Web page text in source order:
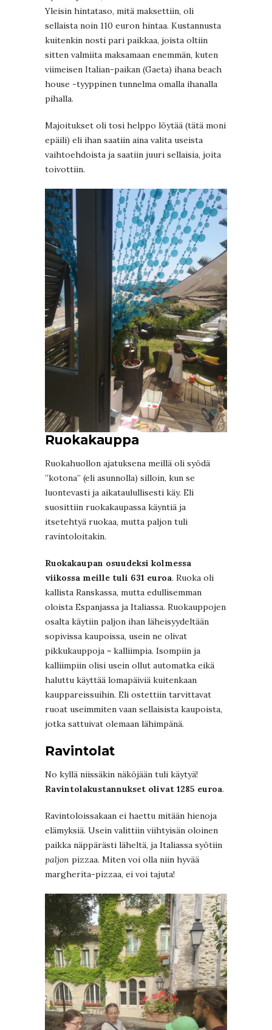
Yleisin hintataso, mitä maksettiin, oli
sellaista noin 110 euron hintaa. Kustannusta
kuitenkin nosti pari paikkaa, joista oltiin
sitten valmiita maksamaan enemmän, kuten
viimeisen Italian-paikan (Gaeta) ihana beach
house -tyyppinen tunnelma omalla ihanalla
pihalla.
Majoitukset oli tosi helppo löytää (tätä moni
epäili) eli ihan saatiin aina valita useista
vaihtoehdoista ja saatiin juuri sellaisia, joita
toivottiin.
Ruokakauppa
Ruokahuollon ajatuksena meillä oli syödä
”kotona” (eli asunnolla) silloin, kun se
luontevasti ja aikataulullisesti käy. Eli
suosittiin ruokakaupassa käyntiä ja
itsetehtyä ruokaa, mutta paljon tuli
ravintoloitakin.
Ruokakaupan osuudeksi kolmessa
viikossa meille tuli 631 euroa. Ruoka oli
kallista Ranskassa, mutta edullisemman
oloista Espanjassa ja Italiassa. Ruokauppojen
osalta käytiin paljon ihan läheisyydeltään
sopivissa kaupoissa, usein ne olivat
pikkukauppoja = kalliimpia. Isompiin ja
kalliimpiin olisi usein ollut automatka eikä
haluttu käyttää lomapäiviä kuitenkaan
kauppareissuihin. Eli ostettiin tarvittavat
ruoat useimmiten vaan sellaisista kaupoista,
jotka sattuivat olemaan lähimpänä.
Ravintolat
No kyllä niissäkin näköjään tuli käytyä!
Ravintolakustannukset olivat 1285 euroa.
Ravintoloissakaan ei haettu mitään hienoja
elämyksiä. Usein valittiin viihtyisän oloinen
paikka näppärästi läheltä, ja Italiassa syötiin
paljon pizzaa. Miten voi olla niin hyvää
margherita-pizzaa, ei voi tajuta!